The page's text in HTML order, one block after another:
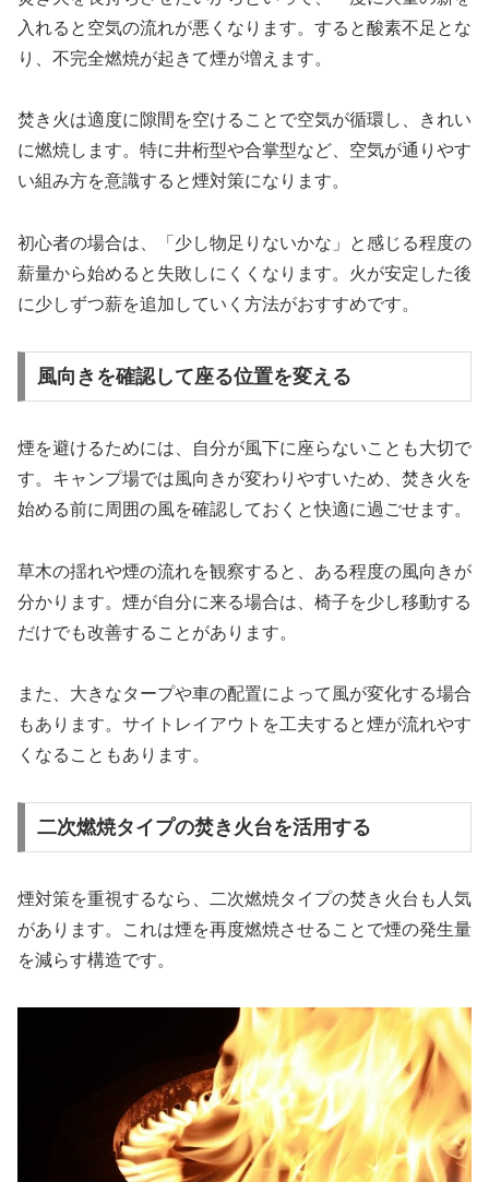
入れると空気の流れが悪くなります。すると酸素不足とな
り、不完全燃焼が起きて煙が増えます。
焚き火は適度に隙間を空けることで空気が循環し、きれい
に燃焼します。特に井桁型や合掌型など、空気が通りやす
い組み方を意識すると煙対策になります。
初心者の場合は、「少し物足りないかな」と感じる程度の
薪量から始めると失敗しにくくなります。火が安定した後
に少しずつ薪を追加していく方法がおすすめです。
風向きを確認して座る位置を変える
煙を避けるためには、自分が風下に座らないことも大切で
す。キャンプ場では風向きが変わりやすいため、焚き火を
始める前に周囲の風を確認しておくと快適に過ごせます。
草木の揺れや煙の流れを観察すると、ある程度の風向きが
分かります。煙が自分に来る場合は、椅子を少し移動する
だけでも改善することがあります。
また、大きなタープや車の配置によって風が変化する場合
もあります。サイトレイアウトを工夫すると煙が流れやす
くなることもあります。
二次燃焼タイプの焚き火台を活用する
煙対策を重視するなら、二次燃焼タイプの焚き火台も人気
があります。これは煙を再度燃焼させることで煙の発生量
を減らす構造です。